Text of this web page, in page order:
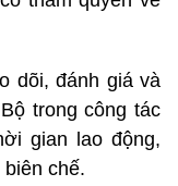
dõi, đánh giá và
trong công tác
gian lao động,
chế.